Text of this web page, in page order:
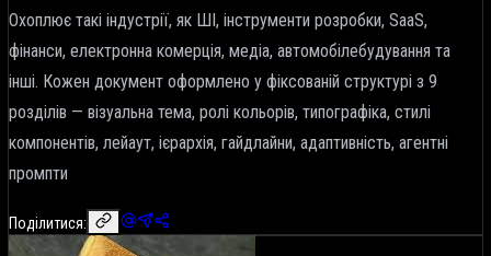
Охоплює такі індустрії, як ШІ, інструменти розробки, SaaS,
фінанси, електронна комерція, медіа, автомобілебудування та
інші. Кожен документ оформлено у фіксованій структурі з 9
розділів — візуальна тема, ролі кольорів, типографіка, стилі
компонентів, лейаут, ієрархія, гайдлайни, адаптивність, агентні
промпти
Поділитися: